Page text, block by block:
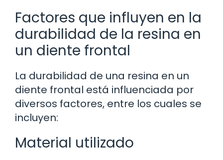
Factores que influyen en la
durabilidad de la resina en
un diente frontal
La durabilidad de una resina en un
diente frontal está influenciada por
diversos factores, entre los cuales se
incluyen:
Material utilizado